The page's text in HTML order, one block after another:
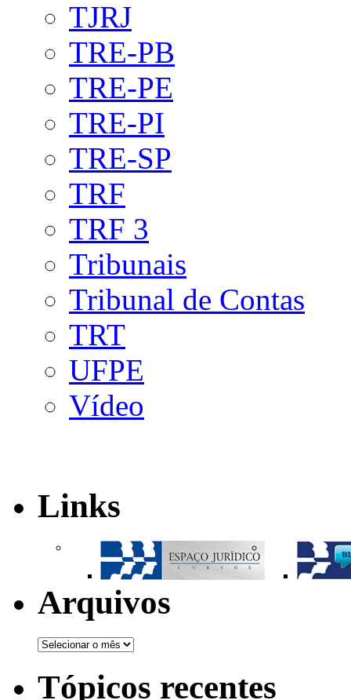
TJRJ
TRE-PB
TRE-PE
TRE-PI
TRE-SP
TRF
TRF 3
Tribunais
Tribunal de Contas
TRT
UFPE
Vídeo
Links
Arquivos
Tópicos recentes